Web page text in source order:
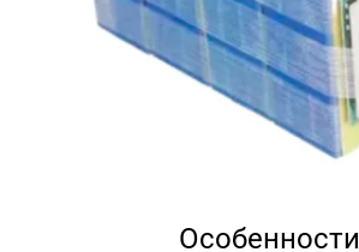
Особенности